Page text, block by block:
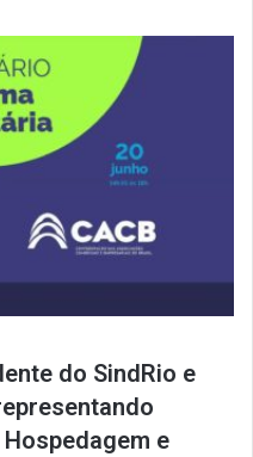
do SindRio e
e